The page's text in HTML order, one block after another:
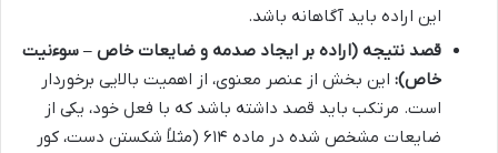
این اراده باید آگاهانه باشد.
قصد نتیجه (اراده بر ایجاد صدمه و ضایعات خاص – سوءنیت
خاص): این بخش از عنصر معنوی، از اهمیت بالایی برخوردار
است. مرتکب باید قصد داشته باشد که با فعل خود، یکی از
ضایعات مشخص شده در ماده ۶۱۴ (مثلاً شکستن دست، کور